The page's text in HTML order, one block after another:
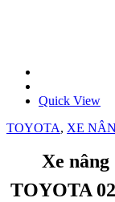
Quick View
TOYOTA, XE
Xe nâng
TOYOTA